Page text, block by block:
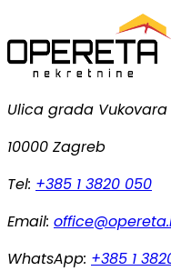
Ulica grada Vukovara
10000 Zagreb
Tel: +385 1 3820 050
Email:
WhatsApp: +385 1